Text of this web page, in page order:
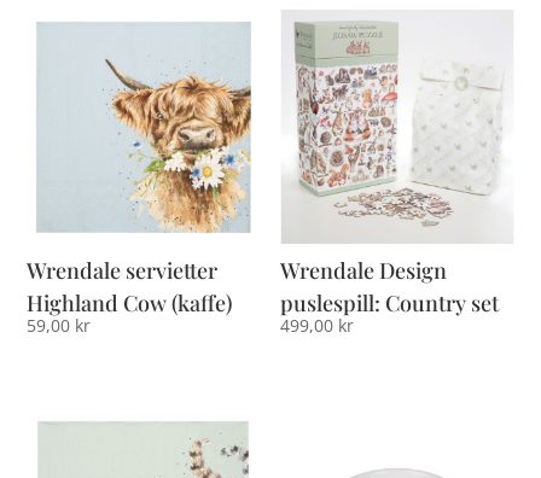
Wrendale servietter
Highland Cow (kaffe)
59,00 kr
Wrendale Design
puslespill: Country set
499,00 kr